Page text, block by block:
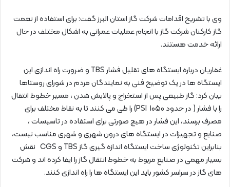
وی با تشریح اقدامات شرکت گاز استان البرز گفت: برای استفاده از نعمت
گاز کارکنان شرکت گاز با انجام عملیات عمرانی به اشکال مختلف در حال
ارائه خدمت هستند.
غفاریان درباره ایستگاه های تقلیل فشار TBS و ضرورت راه اندازی این
ایستگاه ها در یک توضیح فنی به نمایندگان مردم در شورای روستاها
بیان کرد: گاز طبیعی پس از استخراج و پالایش شدن ، مسیر خطوط انتقال
را با فشار ( در حدود 1050 PSI) را طی می کنند تا به نقاط مختلف برای
مصرف برسند، این فشار در هیچ صورتی برای استفاده در تاسیسات ،
صنایع و تجهیزات در ایستگاه های درون شهری و شهری مناسب نیست،
بنابراین تکنولوژی ساخت ایستگاه اندازه گیری گاز TBS و CGS نقش
بسیار مهمی در صنایع مربوط به خطوط انتقال گاز را ایفا کرده اند و شرکت
های گاز در سراسر کشور باید این ایستگاه ها را راه اندازی کنند.